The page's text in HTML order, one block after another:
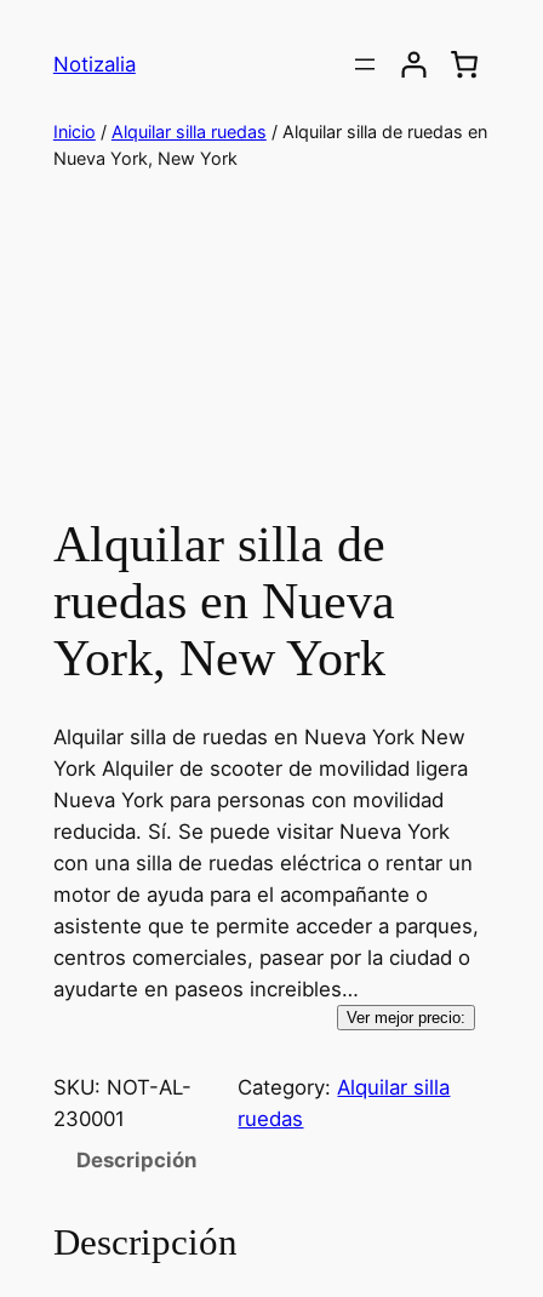
Notizalia
Inicio / Alquilar silla ruedas / Alquilar silla de ruedas en
Nueva York, New York
Alquilar silla de
ruedas en Nueva
York, New York
Alquilar silla de ruedas en Nueva York New
York Alquiler de scooter de movilidad ligera
Nueva York para personas con movilidad
reducida. Sí. Se puede visitar Nueva York
con una silla de ruedas eléctrica o rentar un
motor de ayuda para el acompañante o
asistente que te permite acceder a parques,
centros comerciales, pasear por la ciudad o
ayudarte en paseos increibles…
Ver mejor precio:
SKU: NOT-AL-
230001
Category: Alquilar silla
ruedas
Descripción
Descripción